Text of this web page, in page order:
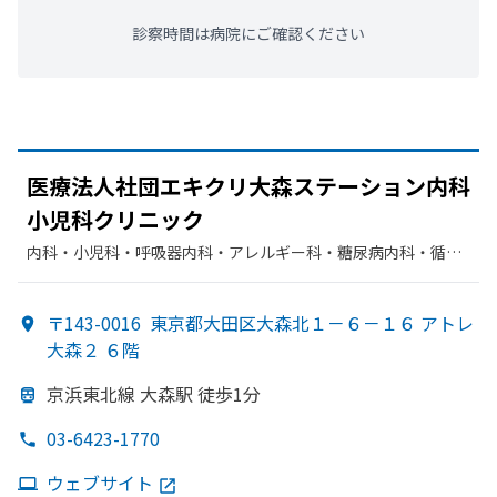
診察時間は病院にご確認ください
医療法人社団エキクリ大森ステーション内科
小児科クリニック
内科・​小児科・​呼吸器内科・​アレルギー科・​糖尿病内科・​循環
〒143-0016 東京都大田区大森北１－６－１６ アトレ
大森２ ６階
京浜東北線 大森駅 徒歩1分
03-6423-1770
ウェブサイト